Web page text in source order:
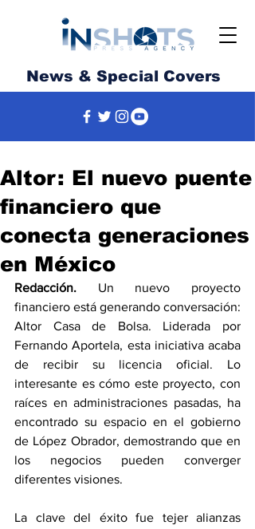
News & Special Covers
Altor: El nuevo puente
financiero que
conecta generaciones
en México
Redacción. Un nuevo proyecto
financiero está generando conversación:
Altor Casa de Bolsa. Liderada por
Fernando Aportela, esta iniciativa acaba
de recibir su licencia oficial. Lo
interesante es cómo este proyecto, con
raíces en administraciones pasadas, ha
encontrado su espacio en el gobierno
de López Obrador, demostrando que en
los negocios pueden converger
diferentes visiones.
La clave del éxito fue tejer alianzas